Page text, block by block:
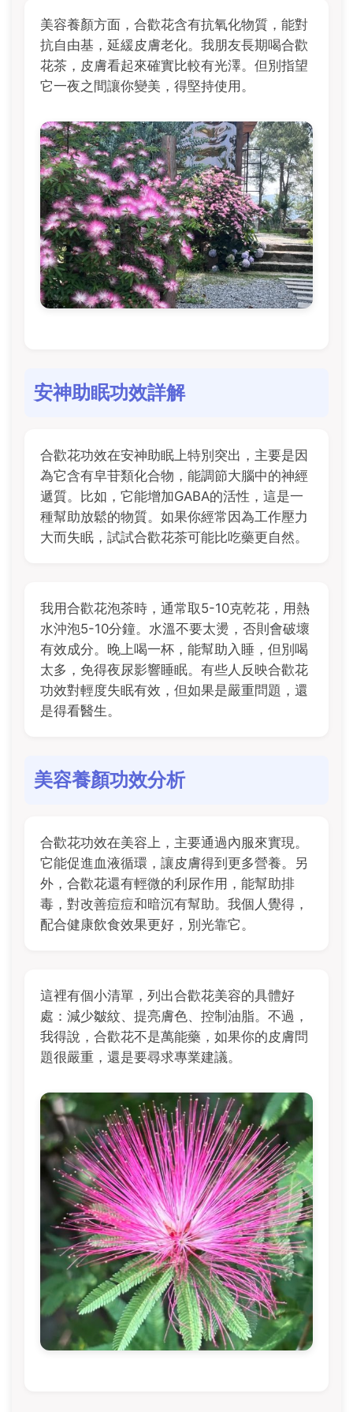
美容養顏方面，合歡花含有抗氧化物質，能對
抗自由基，延緩皮膚老化。我朋友長期喝合歡
花茶，皮膚看起來確實比較有光澤。但別指望
它一夜之間讓你變美，得堅持使用。
安神助眠功效詳解
合歡花功效在安神助眠上特別突出，主要是因
為它含有皁苷類化合物，能調節大腦中的神經
遞質。比如，它能增加GABA的活性，這是一
種幫助放鬆的物質。如果你經常因為工作壓力
大而失眠，試試合歡花茶可能比吃藥更自然。
我用合歡花泡茶時，通常取5-10克乾花，用熱
水沖泡5-10分鐘。水溫不要太燙，否則會破壞
有效成分。晚上喝一杯，能幫助入睡，但別喝
太多，免得夜尿影響睡眠。有些人反映合歡花
功效對輕度失眠有效，但如果是嚴重問題，還
是得看醫生。
美容養顏功效分析
合歡花功效在美容上，主要通過內服來實現。
它能促進血液循環，讓皮膚得到更多營養。另
外，合歡花還有輕微的利尿作用，能幫助排
毒，對改善痘痘和暗沉有幫助。我個人覺得，
配合健康飲食效果更好，別光靠它。
這裡有個小清單，列出合歡花美容的具體好
處：減少皺紋、提亮膚色、控制油脂。不過，
我得說，合歡花不是萬能藥，如果你的皮膚問
題很嚴重，還是要尋求專業建議。